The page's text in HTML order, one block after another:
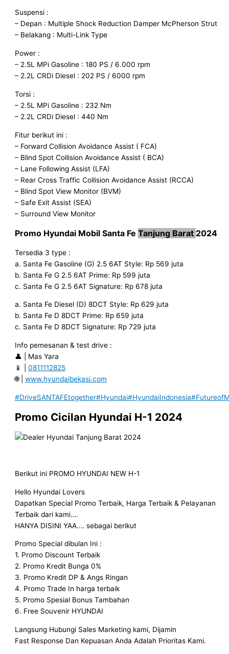
Suspensi :
– Depan : Multiple Shock Reduction Damper McPherson Strut
– Belakang : Multi-Link Type
Power :
– 2.5L MPi Gasoline : 180 PS / 6.000 rpm
– 2.2L CRDi Diesel : 202 PS / 6000 rpm
Torsi :
– 2.5L MPi Gasoline : 232 Nm
– 2.2L CRDi Diesel : 440 Nm
Fitur berikut ini :
– Forward Collision Avoidance Assist ( FCA)
– Blind Spot Collision Avoidance Assist ( BCA)
– Lane Following Assist (LFA)
– Rear Cross Traffic Collision Avoidance Assist (RCCA)
– Blind Spot View Monitor (BVM)
– Safe Exit Assist (SEA)
– Surround View Monitor
Promo Hyundai Mobil Santa FeTanjung Barat 2024
Tersedia 3 type :
a. Santa Fe Gasoline (G) 2.5 6AT Style: Rp 569 juta
b. Santa Fe G 2.5 6AT Prime: Rp 599 juta
c. Santa Fe G 2.5 6AT Signature: Rp 678 juta
a. Santa Fe Diesel (D) 8DCT Style: Rp 629 juta
b. Santa Fe D 8DCT Prime: Rp 659 juta
c. Santa Fe D 8DCT Signature: Rp 729 juta
Info pemesanan & test drive :
👤 | Mas Yara
📱 |0811112825
🌐 |www.hyundaibekasi.com
#DriveSANTAFEtogether#Hyundai#HyundaiIndonesia
Promo Cicilan Hyundai H-1 2024
Berikut ini PROMO HYUNDAI NEW H-1
Hello Hyundai Lovers
Dapatkan Special Promo Terbaik, Harga Terbaik & Pelayanan
Terbaik dari kami….
HANYA DISINI YAA…. sebagai berikut
Promo Special dibulan Ini :
1. Promo Discount Terbaik
2. Promo Kredit Bunga 0%
3. Promo Kredit DP & Angs Ringan
4. Promo Trade In harga terbaik
5. Promo Spesial Bonus Tambahan
6. Free Souvenir HYUNDAI
Langsung Hubungi Sales Marketing kami, Dijamin
Fast Response Dan Kepuasan Anda Adalah Prioritas Kami.